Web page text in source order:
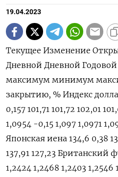
19.04.2023
Текущее Изменение
Дневной Дневной
максимум минимум
закрытию, % Индекс
0,157 101,71 101,72 102,01
1,0954 -0,15 1,097 1,0971
Японская иена 134,6 0,38
137,91 127,23 Британский
1,2424 1,2468 1,2403 1,2546